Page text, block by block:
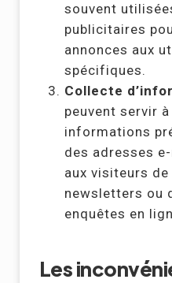
souvent
publicitaires
annonces aux
spécifiques.
Collecte
peuvent servir
informations
des adresses
aux visiteurs de
newsletters ou
enquêtes en
Les